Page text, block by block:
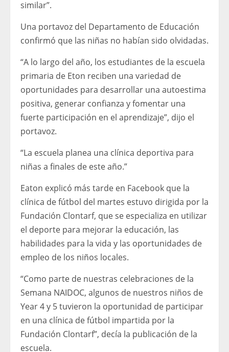
similar”.
Una portavoz del Departamento de Educación
confirmó que las niñas no habían sido olvidadas.
“A lo largo del año, los estudiantes de la escuela
primaria de Eton reciben una variedad de
oportunidades para desarrollar una autoestima
positiva, generar confianza y fomentar una
fuerte participación en el aprendizaje”, dijo el
portavoz.
“La escuela planea una clínica deportiva para
niñas a finales de este año.”
Eaton explicó más tarde en Facebook que la
clínica de fútbol del martes estuvo dirigida por la
Fundación Clontarf, que se especializa en utilizar
el deporte para mejorar la educación, las
habilidades para la vida y las oportunidades de
empleo de los niños locales.
“Como parte de nuestras celebraciones de la
Semana NAIDOC, algunos de nuestros niños de
Year 4 y 5 tuvieron la oportunidad de participar
en una clínica de fútbol impartida por la
Fundación Clontarf”, decía la publicación de la
escuela.